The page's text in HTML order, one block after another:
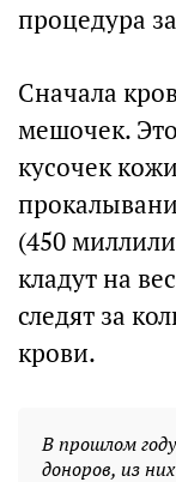
процедура
Сначала
мешочек.
кусочек
(450
кладут на
следят за
крови.
В прошлом
доноров, из